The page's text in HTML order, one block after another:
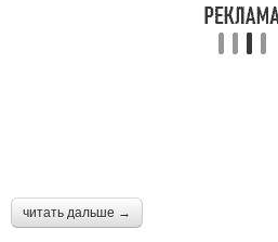
читать дальше →